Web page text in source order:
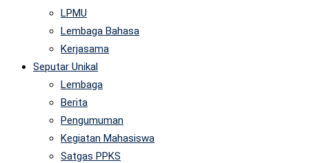
LPMU
Lembaga Bahasa
Kerjasama
Seputar Unikal
Lembaga
Berita
Pengumuman
Kegiatan Mahasiswa
Satgas PPKS